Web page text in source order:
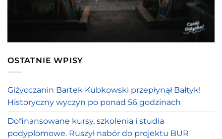
OSTATNIE WPISY
Giżycczanin Bartek Kubkowski przepłynął Bałtyk!
Historyczny wyczyn po ponad 56 godzinach
Dofinansowane kursy, szkolenia i studia
podyplomowe. Ruszył nabór do projektu BUR